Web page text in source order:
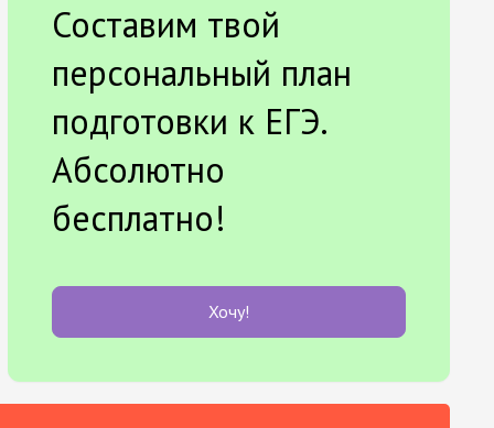
Составим твой
персональный план
подготовки к ЕГЭ.
Абсолютно
бесплатно!
Хочу!